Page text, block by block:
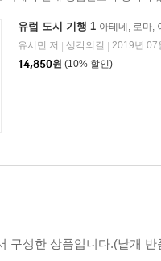
유럽 도시 기행 1 아테네, 로마,
유시민 저
생각의길
2019년 07
14,850원 (10% 할인)
구성한 상품입니다.(낱개 반